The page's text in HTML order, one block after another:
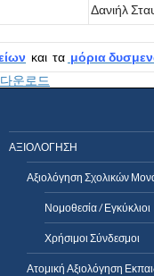
Δανιήλ
και τα μόρια
다운로드
ΑΞΙΟΛΟΓΗΣΗ
Αξιολόγηση Σχολικών
Νομοθεσία / Εγκύκλιοι
Χρήσιμοι Σύνδεσμοι
Ατομική Αξιολόγηση